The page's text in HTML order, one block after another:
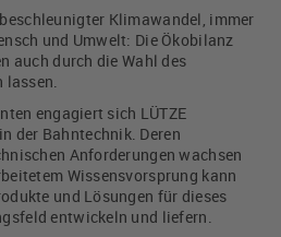
Klimawandel, immer
und Umwelt: Die Ökobilanz
auch durch die Wahl des
lassen.
engagiert sich LÜTZE
der Bahntechnik. Deren
Anforderungen wachsen
Wissensvorsprung kann
und Lösungen für dieses
entwickeln und liefern.